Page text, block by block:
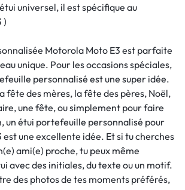
étui universel, il est spécifique au
)
Motorola Moto E3 est parfaite
unique. Pour les occasions spéciales,
personnalisé est une super idée.
fête des mères, la fête des pères, Noël,
une fête, ou simplement pour faire
un étui portefeuille personnalisé pour
une excellente idée. Et si tu cherches
ami(e) proche, tu peux même
avec des initiales, du texte ou un motif.
des photos de tes moments préférés,